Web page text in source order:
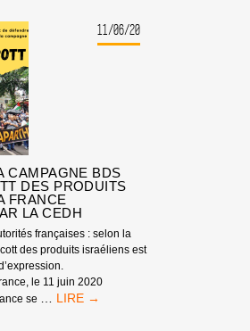
11/06/20
CAMPAGNE BDS
DES PRODUITS
FRANCE
LA CEDH
françaises : selon la
des produits israéliens est
le 11 juin 2020
se
VICTOIRE